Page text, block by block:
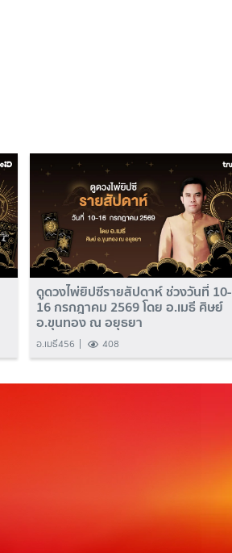
ดูดวงไพ่ยิปซีรายสัปดาห์ ช่วงวันที่ 10-
16 กรกฎาคม 2569 โดย อ.เมธี ศิษย์
อ.ขุนทอง ณ อยุธยา
อ.เมธี456 408